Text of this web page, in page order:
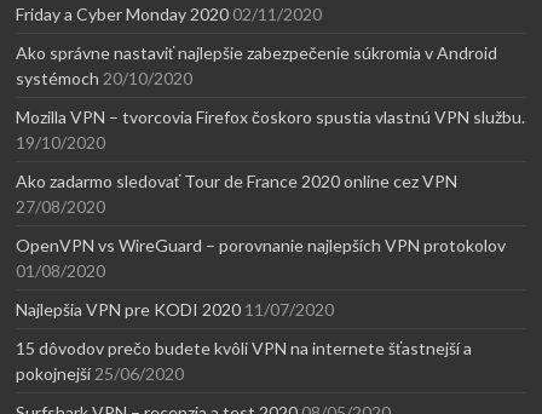
Friday a Cyber Monday 2020 02/11/2020
Ako správne nastaviť najlepšie zabezpečenie súkromia v Android
systémoch 20/10/2020
Mozilla VPN – tvorcovia Firefox čoskoro spustia vlastnú VPN službu.
19/10/2020
Ako zadarmo sledovať Tour de France 2020 online cez VPN
27/08/2020
OpenVPN vs WireGuard – porovnanie najlepších VPN protokolov
01/08/2020
Najlepšia VPN pre KODI 2020 11/07/2020
15 dôvodov prečo budete kvôli VPN na internete šťastnejší a
pokojnejší 25/06/2020